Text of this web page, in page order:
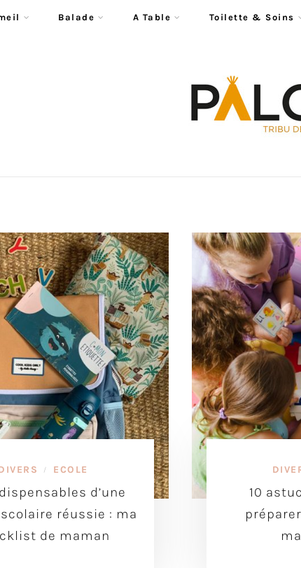
Balade A Table Toilette & Soins
/ ECOLE
d’une
réussie : ma
de maman
10